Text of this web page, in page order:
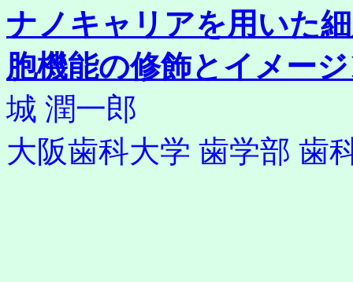
ナノキャリアを用いた
胞機能の修飾とイメー
城 潤一郎
大阪歯科大学 歯学部 歯